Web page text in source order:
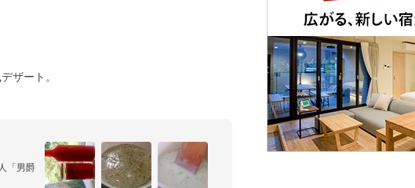
ザート。
「男爵